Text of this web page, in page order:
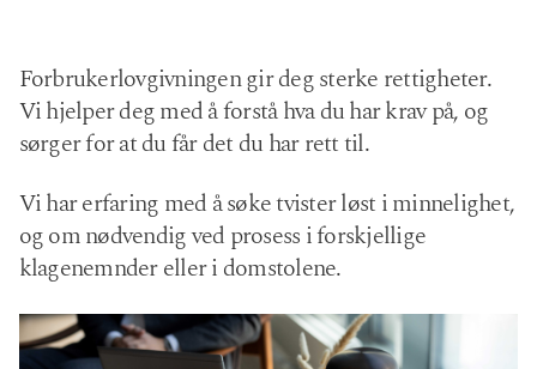
Forbrukerlovgivningen gir deg sterke rettigheter.
Vi hjelper deg med å forstå hva du har krav på, og
sørger for at du får det du har rett til.
Vi har erfaring med å søke tvister løst i minnelighet,
og om nødvendig ved prosess i forskjellige
klagenemnder eller i domstolene.